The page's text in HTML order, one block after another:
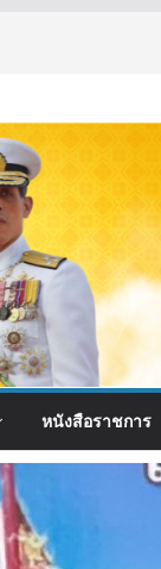
หนังสือราชการ